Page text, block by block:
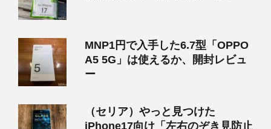
MNP1円で入手した6.7型「OPPO
A5 5G」は使えるか、開封レビュ
ー
（セリア）やっと見つけた
iPhone17向け「左右のぞき見防止